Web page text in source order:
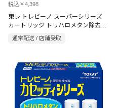
税込￥4,398
東レ トレビーノ スーパーシリーズ
カートリッジ トリハロメタン除去タ
イプ2P STC.T2J
通常配送 / 店舗受取